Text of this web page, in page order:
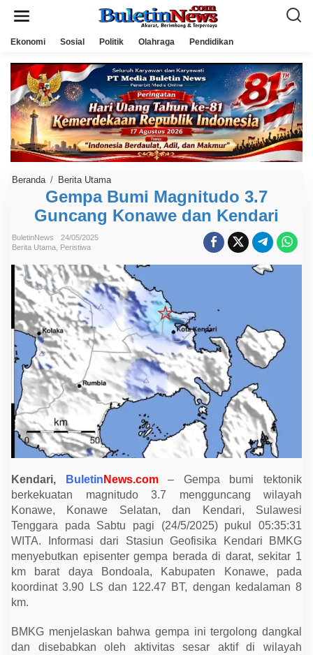
Ekonomi Sosial Politik Olahraga Pendidikan
Beranda / Berita Utama
e
m
p
a
M
a
g
n
i
t
u
o
.
7
G
u
n
o
n
e
a
n
K
e
n
i
Gempa Bumi Magnitudo 3.7
Guncang Konawe dan Kendari
BuletinNews
24/05/2025
Berita Utama Peristiwa
Kendari, Buletin News.com– Gempa bumi tektonik
berkekuatan magnitudo 3.7 mengguncang wilayah
Konawe, Konawe Selatan, dan Kendari, Sulawesi
Tenggara pada Sabtu pagi (24/5/2025) pukul 05:35:31
WITA. Informasi dari Stasiun Geofisika Kendari BMKG
menyebutkan episenter gempa berada di darat, sekitar 1
km barat daya Bondoala, Kabupaten Konawe, pada
koordinat 3.90 LS dan 122.47 BT, dengan kedalaman 8
km.
BMKG menjelaskan bahwa gempa ini tergolong dangkal
dan disebabkan oleh aktivitas sesar aktif di wilayah